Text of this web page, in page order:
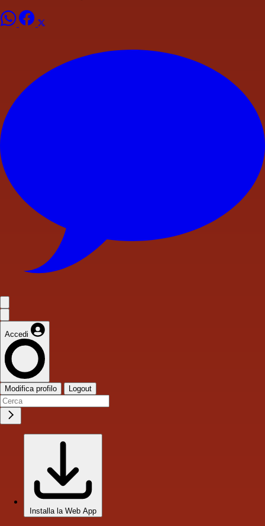
Accedi
Modifica profilo Logout
Installa la Web App